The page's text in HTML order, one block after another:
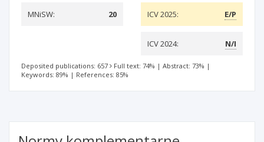
MNiSW:
20 ICV 2025: E/P
ICV 2024: N/I
Deposited publications: 657 Full text: 74% | Abstract: 73% |
Keywords: 89% | References: 85%